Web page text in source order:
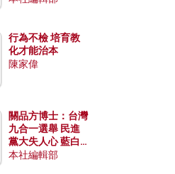
行為不檢 培育教
化才能治本
陳家偉
關品方博士：台灣
九合一選舉 民進
黨大失人心 藍白
合作有望拿下七成
本社編輯部